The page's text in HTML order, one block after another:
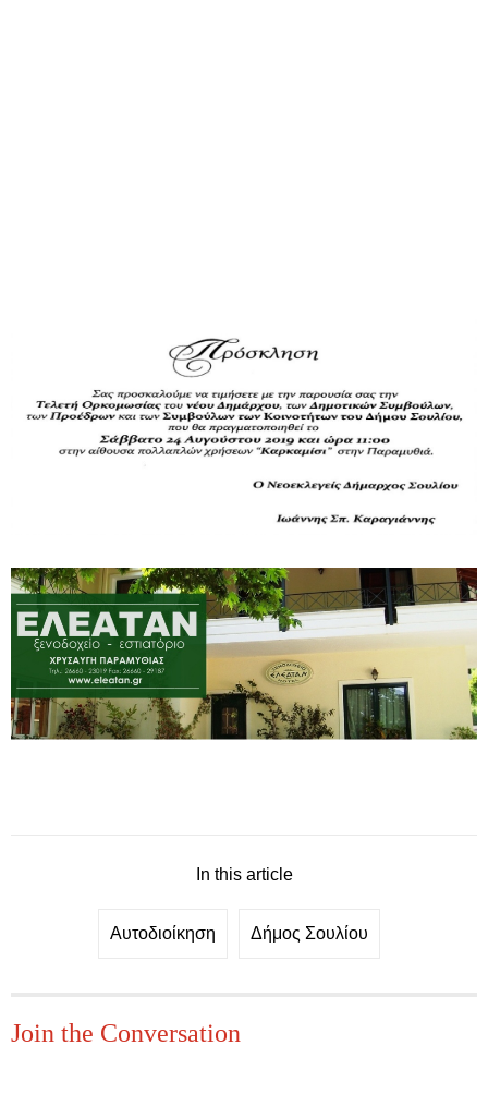
In this article
Αυτοδιοίκηση Δήμος Σουλίου
Join the Conversation